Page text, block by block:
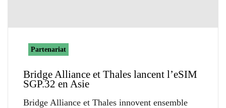
Partenariat
Bridge Alliance et Thales lancent l’eSIM
SGP.32 en Asie
Bridge Alliance et Thales innovent ensemble